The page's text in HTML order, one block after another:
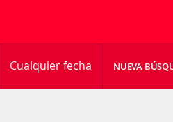
Cualquier fecha NUEVA